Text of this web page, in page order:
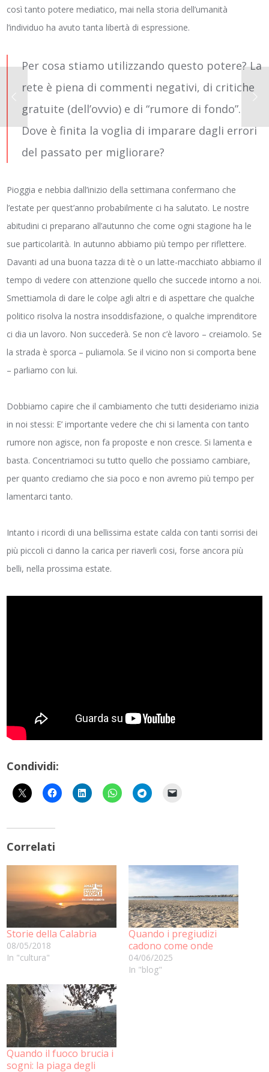
così tanto potere mediatico, mai nella storia dell’umanità
l’individuo ha avuto tanta libertà di espressione.
Per cosa stiamo utilizzando questo potere? La
rete è piena di commenti negativi, di critiche
gratuite (dell’ovvio) e di “rumore di fondo”.
Dove è finita la voglia di imparare dagli errori
del passato per migliorare?
Pioggia e nebbia dall’inizio della settimana confermano che
l’estate per quest’anno probabilmente ci ha salutato. Le nostre
abitudini ci preparano all’autunno che come ogni stagione ha le
sue particolarità. In autunno abbiamo più tempo per riflettere.
Davanti ad una buona tazza di tè o un latte-macchiato abbiamo il
tempo di vedere con attenzione quello che succede intorno a noi.
Smettiamola di dare le colpe agli altri e di aspettare che qualche
politico risolva la nostra insoddisfazione, o qualche imprenditore
ci dia un lavoro. Non succederà. Se non c’è lavoro – creiamolo. Se
la strada è sporca – puliamola. Se il vicino non si comporta bene
– parliamo con lui.
Dobbiamo capire che il cambiamento che tutti desideriamo inizia
in noi stessi: E’ importante vedere che chi si lamenta con tanto
rumore non agisce, non fa proposte e non cresce. Si lamenta e
basta. Concentriamoci su tutto quello che possiamo cambiare,
per quanto crediamo che sia poco e non avremo più tempo per
lamentarci tanto.
Intanto i ricordi di una bellissima estate calda con tanti sorrisi dei
più piccoli ci danno la carica per riaverli cosi, forse ancora più
belli, nella prossima estate.
Condividi:
Correlati
Storie della Calabria
08/05/2018
In "cultura"
Quando i pregiudizi
cadono come onde
04/06/2025
In "blog"
Quando il fuoco brucia i
sogni: la piaga degli